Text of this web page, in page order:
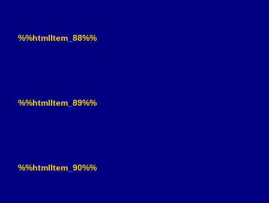
%%htmlItem_88%%
%%htmlItem_89%%
%%htmlItem_90%%